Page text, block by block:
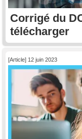
Corrigé du
télécharger
[Article] 12 juin 2023